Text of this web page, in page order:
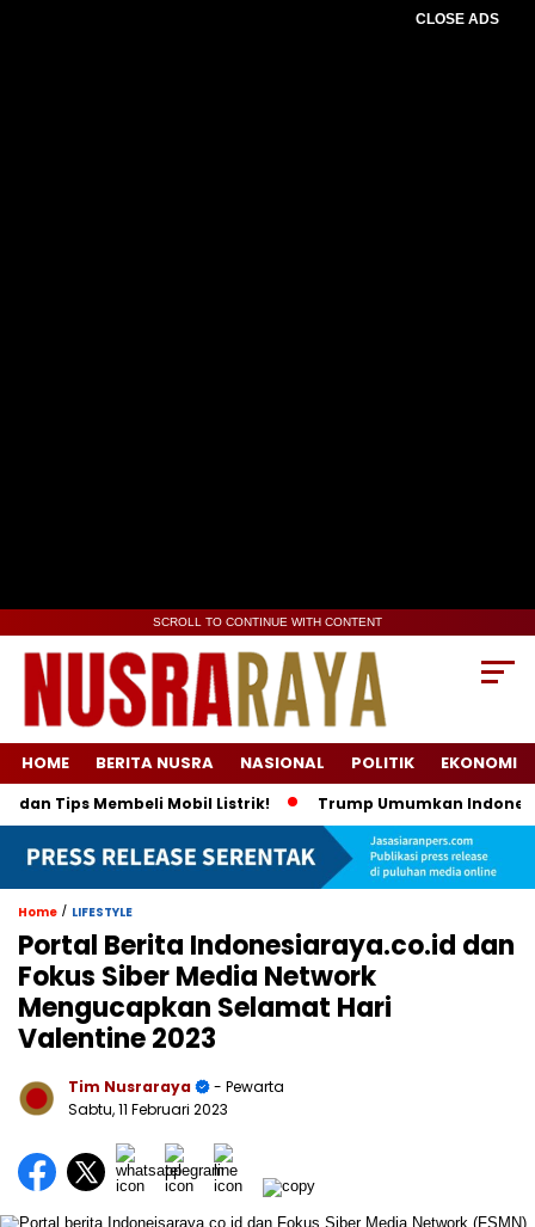
CLOSE ADS
SCROLL TO CONTINUE WITH CONTENT
HOME BERITA NUSRA NASIONAL POLITIK EKONOMI
Membeli Mobil Listrik! Trump Umumkan Indonesia Beli
Home / LIFESTYLE
Portal Berita Indonesiaraya.co.id dan
Fokus Siber Media Network
Mengucapkan Selamat Hari
Valentine 2023
Tim Nusraraya
- Pewarta
Sabtu, 11 Februari 2023